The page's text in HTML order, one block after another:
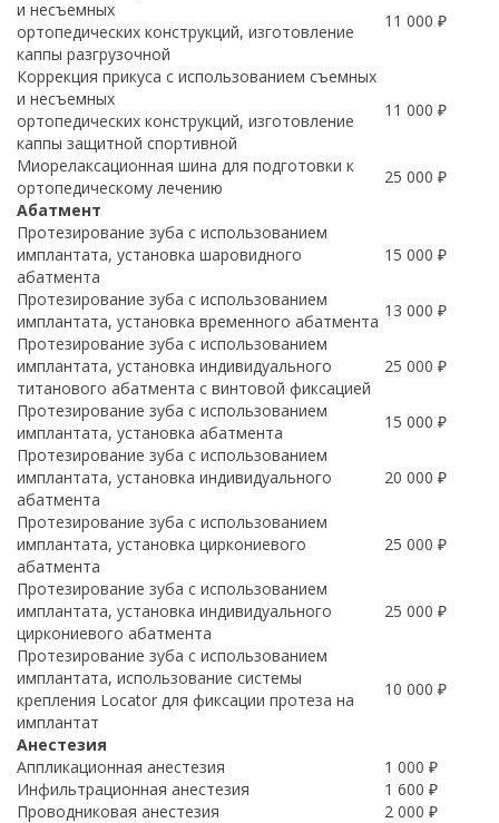
и несъемных
ортопедических конструкций, изготовление
каппы разгрузочной
11 000 ₽
Коррекция прикуса с использованием съемных
и несъемных
ортопедических конструкций, изготовление
каппы защитной спортивной
11 000 ₽
Миорелаксационная шина для подготовки к
ортопедическому лечению
25 000 ₽
Абатмент
Протезирование зуба с использованием
имплантата, установка шаровидного
абатмента
15 000 ₽
Протезирование зуба с использованием
имплантата, установка временного абатмента
13 000 ₽
Протезирование зуба с использованием
имплантата, установка индивидуального
титанового абатмента с винтовой фиксацией
25 000 ₽
Протезирование зуба с использованием
имплантата, установка абатмента
15 000 ₽
Протезирование зуба с использованием
имплантата, установка индивидуального
абатмента
20 000 ₽
Протезирование зуба с использованием
имплантата, установка циркониевого
абатмента
25 000 ₽
Протезирование зуба с использованием
имплантата, установка индивидуального
циркониевого абатмента
25 000 ₽
Протезирование зуба с использованием
имплантата, использование системы
крепления Locator для фиксации протеза на
имплантат
10 000 ₽
Анестезия
Аппликационная анестезия
1 000 ₽
Инфильтрационная анестезия
1 600 ₽
Проводниковая анестезия
2 000 ₽